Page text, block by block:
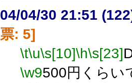
04/04/30 21:51
票: 5]
\t\u\s[10]\h\s[23]
\w9500円くらい